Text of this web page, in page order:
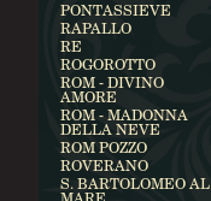
PONTASSIEVE
RAPALLO
RE
ROGOROTTO
ROM - DIVINO
AMORE
ROM - MADONNA
DELLA NEVE
ROM POZZO
ROVERANO
S. BARTOLOMEO AL